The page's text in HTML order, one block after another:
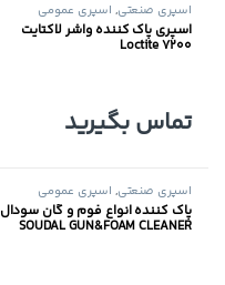
اسپری صنعتی, اسپری عمومی
اسپری پاک کننده واشر لاکتایت
Loctite 7200
تماس بگیرید
اسپری صنعتی, اسپری عمومی
پاک کننده انواع فوم و گان سودال
SOUDAL GUN&FOAM CLEANER